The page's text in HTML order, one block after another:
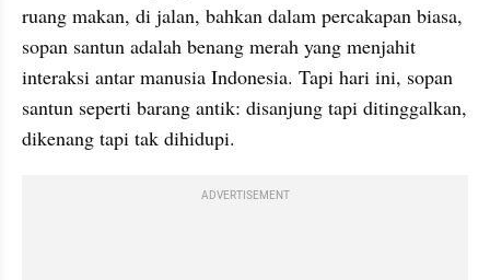
ruang makan, di jalan, bahkan dalam percakapan biasa,
sopan santun adalah benang merah yang menjahit
interaksi antar manusia Indonesia. Tapi hari ini, sopan
santun seperti barang antik: disanjung tapi ditinggalkan,
dikenang tapi tak dihidupi.
ADVERTISEMENT